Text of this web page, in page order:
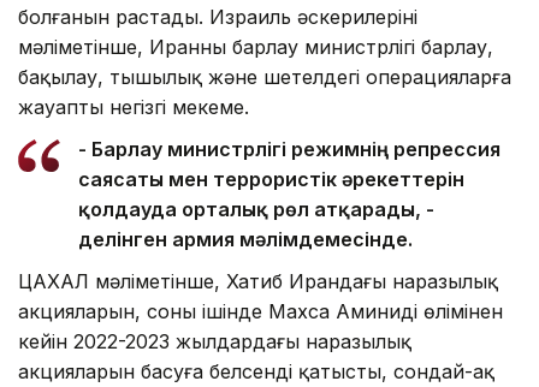
болғанын растады. Израиль әскерилерінің
мәліметінше, Иранның барлау министрлігі барлау,
бақылау, тыңшылық және шетелдегі операцияларға
жауапты негізгі мекеме.
- Барлау министрлігі режимнің репрессия
саясаты мен террористік әрекеттерін
қолдауда орталық рөл атқарады, -
делінген армия мәлімдемесінде.
ЦАХАЛ мәліметінше, Хатиб Ирандағы наразылық
акцияларын, соның ішінде Махса Аминидің өлімінен
кейін 2022-2023 жылдардағы наразылық
акцияларын басуға белсенді қатысты, сондай-ақ